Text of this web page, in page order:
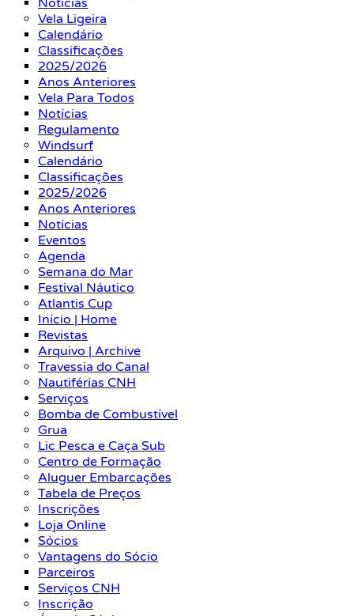
Notícias
Vela Ligeira
Calendário
Classificações
2025/2026
Anos Anteriores
Vela Para Todos
Notícias
Regulamento
Windsurf
Calendário
Classificações
2025/2026
Anos Anteriores
Notícias
Eventos
Agenda
Semana do Mar
Festival Náutico
Atlantis Cup
Início | Home
Revistas
Arquivo | Archive
Travessia do Canal
Nautiférias CNH
Serviços
Bomba de Combustível
Grua
Lic Pesca e Caça Sub
Centro de Formação
Aluguer Embarcações
Tabela de Preços
Inscrições
Loja Online
Sócios
Vantagens do Sócio
Parceiros
Serviços CNH
Inscrição